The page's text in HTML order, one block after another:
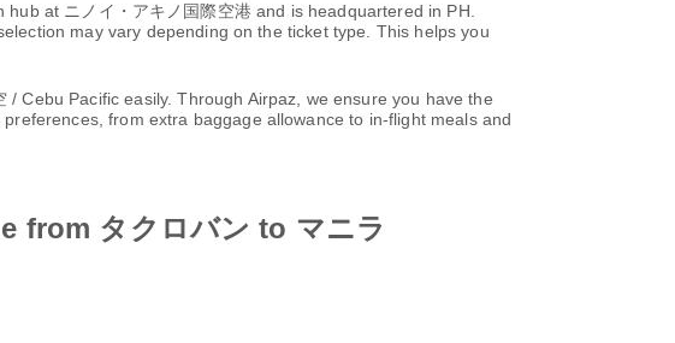
at ニノイ・アキノ国際空港 and is headquartered in PH.
may vary depending on the ticket type. This helps you
Cebu Pacific easily. Through Airpaz, we ensure you have the
from extra baggage allowance to in-flight meals and
from タクロバン to マニラ